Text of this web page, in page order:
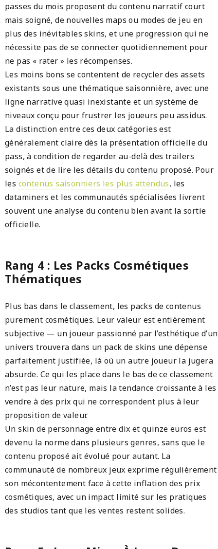
passes du mois proposent du contenu narratif court
mais soigné, de nouvelles maps ou modes de jeu en
plus des inévitables skins, et une progression qui ne
nécessite pas de se connecter quotidiennement pour
ne pas « rater » les récompenses.
Les moins bons se contentent de recycler des assets
existants sous une thématique saisonnière, avec une
ligne narrative quasi inexistante et un système de
niveaux conçu pour frustrer les joueurs peu assidus.
La distinction entre ces deux catégories est
généralement claire dès la présentation officielle du
pass, à condition de regarder au-delà des trailers
soignés et de lire les détails du contenu proposé. Pour
les contenus saisonniers les plus attendus, les
dataminers et les communautés spécialisées livrent
souvent une analyse du contenu bien avant la sortie
officielle.
Rang 4 : Les Packs Cosmétiques
Thématiques
Plus bas dans le classement, les packs de contenus
purement cosmétiques. Leur valeur est entièrement
subjective — un joueur passionné par l’esthétique d’un
univers trouvera dans un pack de skins une dépense
parfaitement justifiée, là où un autre joueur la jugera
absurde. Ce qui les place dans le bas de ce classement
n’est pas leur nature, mais la tendance croissante à les
vendre à des prix qui ne correspondent plus à leur
proposition de valeur.
Un skin de personnage entre dix et quinze euros est
devenu la norme dans plusieurs genres, sans que le
contenu proposé ait évolué pour autant. La
communauté de nombreux jeux exprime régulièrement
son mécontentement face à cette inflation des prix
cosmétiques, avec un impact limité sur les pratiques
des studios tant que les ventes restent solides.